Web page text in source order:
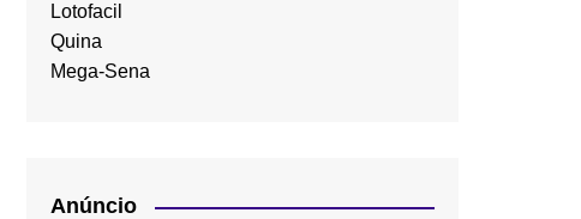
Lotofacil
Quina
Mega-Sena
Anúncio